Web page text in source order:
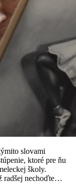
slovami
ktoré pre ňu
školy.
radšej nechoďte…